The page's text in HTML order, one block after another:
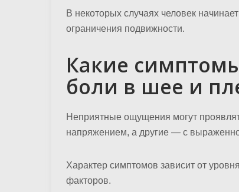
В некоторых случаях человек
ограничения подвижности.
Какие
боли в шее и
Неприятные ощущения могут
напряжением, а другие — с
Характер симптомов зависит от
факторов.